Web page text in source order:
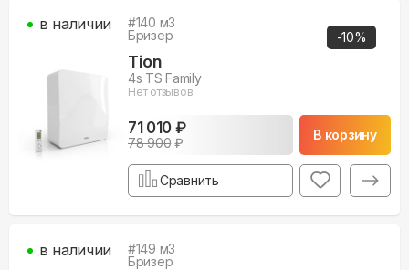
-10%
#140 м3
Бризер
Tion
4s TS Family
Нет отзывов
71 010 ₽
78 900₽
В корзину
в наличии
Сравнить
#149 м3
Бризер
в наличии